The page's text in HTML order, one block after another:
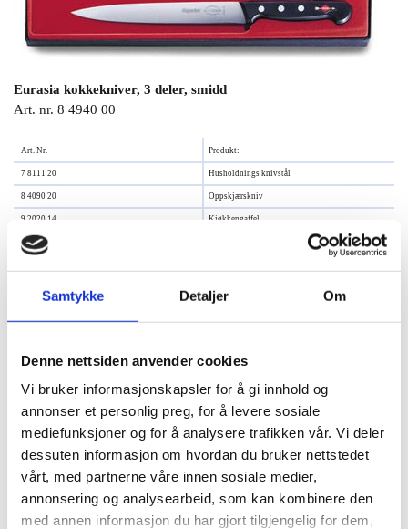
Samtykke Detaljer Om
Denne nettsiden anvender cookies
Vi bruker informasjonskapsler for å gi innhold og
annonser et personlig preg, for å levere sosiale
mediefunksjoner og for å analysere trafikken vår. Vi deler
dessuten informasjon om hvordan du bruker nettstedet
vårt, med partnerne våre innen sosiale medier,
annonsering og analysearbeid, som kan kombinere den
med annen informasjon du har gjort tilgjengelig for dem,
Eurasia kokkekniver, 3 deler, smidd
Art. nr. 8 4940 00
Art. Nr. Produkt:
7 8111 20 Husholdnings knivstål
8 4090 20 Oppskjærskniv
9 2020 14 Kjøkkengaffel
Trancheringsett, 2 deler, stanset
Art. nr. 8 4930 00
Art. Nr. Produkt:
8 4080 16 Kjøkkenkniv
9 2020 14 Kjøkkengaffel